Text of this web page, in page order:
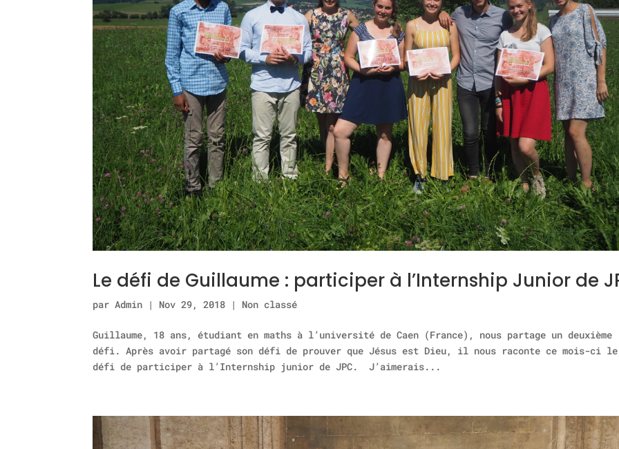
Le défi de Guillaume : participer à l’Internship Junior de
parAdmin | Nov 29, 2018 | Non classé
Guillaume, 18 ans, étudiant en maths à l’université de Caen (France), nous partage un deuxième
défi. Après avoir partagé son défi de prouver que Jésus est Dieu, il nous raconte ce mois-ci le
défi de participer à l’Internship junior de JPC. J’aimerais...